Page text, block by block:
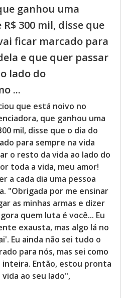
ganhou uma
300 mil, disse que
ficar marcado para
e que quer passar
lado do
...
que está noivo no
que ganhou uma
mil, disse que o dia do
para sempre na vida
o resto da vida ao lado do
toda a vida, meu amor!
a cada dia uma pessoa
"Obrigada por me ensinar
as minhas armas e dizer
quem luta é você... Eu
exausta, mas algo lá no
Eu ainda não sei tudo o
para nós, mas sei como
inteira. Então, estou pronta
ao seu lado",